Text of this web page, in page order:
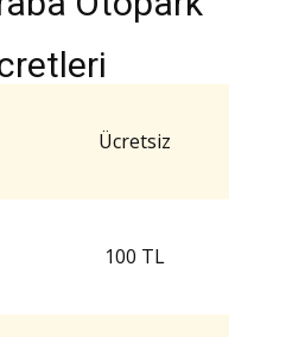
Ücretsiz
100 TL